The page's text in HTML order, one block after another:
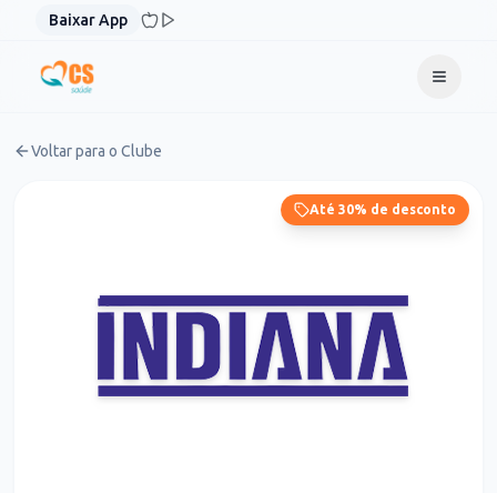
Pular para o conteúdo
Baixar App
Voltar para o Clube
Até 30% de desconto